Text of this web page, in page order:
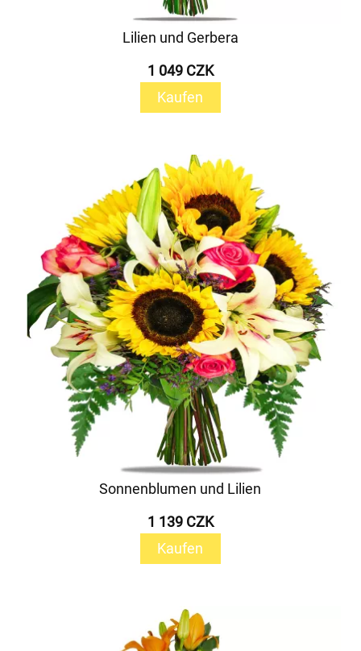
Lilien und Gerbera
1 049 CZK
Kaufen
Sonnenblumen und Lilien
1 139 CZK
Kaufen